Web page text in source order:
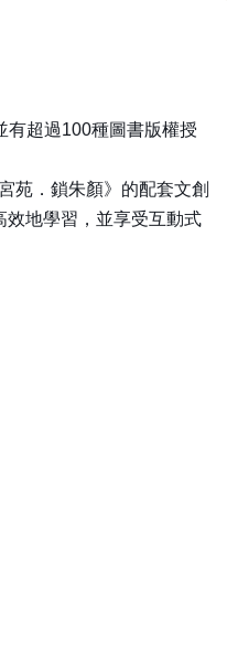
超過100種圖書版權授
苑．鎖朱顏》的配套文創
地學習，並享受互動式